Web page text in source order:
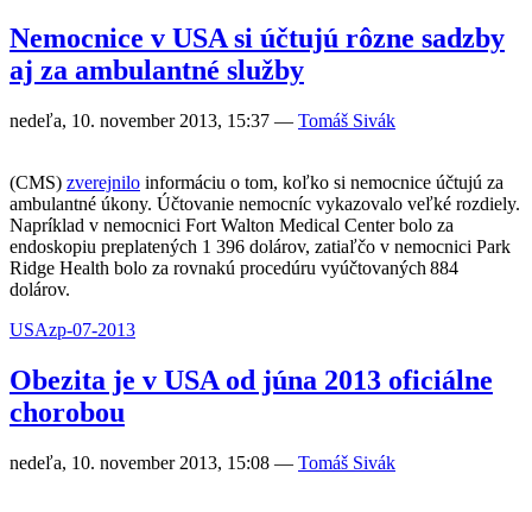
Nemocnice v USA si účtujú rôzne sadzby
aj za ambulantné služby
nedeľa, 10. november 2013, 15:37 — Tomáš Sivák
(CMS) zverejnilo informáciu o tom, koľko si nemocnice účtujú za
ambulantné úkony. Účtovanie nemocníc vykazovalo veľké rozdiely.
Napríklad v nemocnici Fort Walton Medical Center bolo za
endoskopiu preplatených 1 396 dolárov, zatiaľčo v nemocnici Park
Ridge Health bolo za rovnakú procedúru vyúčtovaných 884
dolárov.
USAzp-07-2013
Obezita je v USA od júna 2013 oficiálne
chorobou
nedeľa, 10. november 2013, 15:08 — Tomáš Sivák